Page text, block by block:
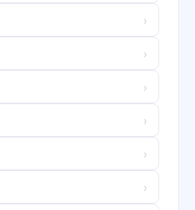
›
›
›
›
›
›